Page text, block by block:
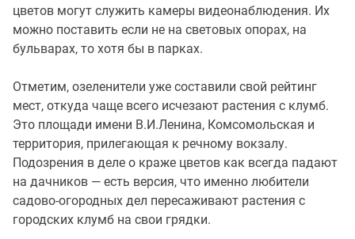
цветов могут служить камеры видеонаблюдения. Их
можно поставить если не на световых опорах, на
бульварах, то хотя бы в парках.
Отметим, озеленители уже составили свой рейтинг
мест, откуда чаще всего исчезают растения с клумб.
Это площади имени В.И.Ленина, Комсомольская и
территория, прилегающая к речному вокзалу.
Подозрения в деле о краже цветов как всегда падают
на дачников — есть версия, что именно любители
садово-огородных дел пересаживают растения с
городских клумб на свои грядки.